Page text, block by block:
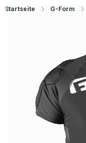
Startseite G-Form